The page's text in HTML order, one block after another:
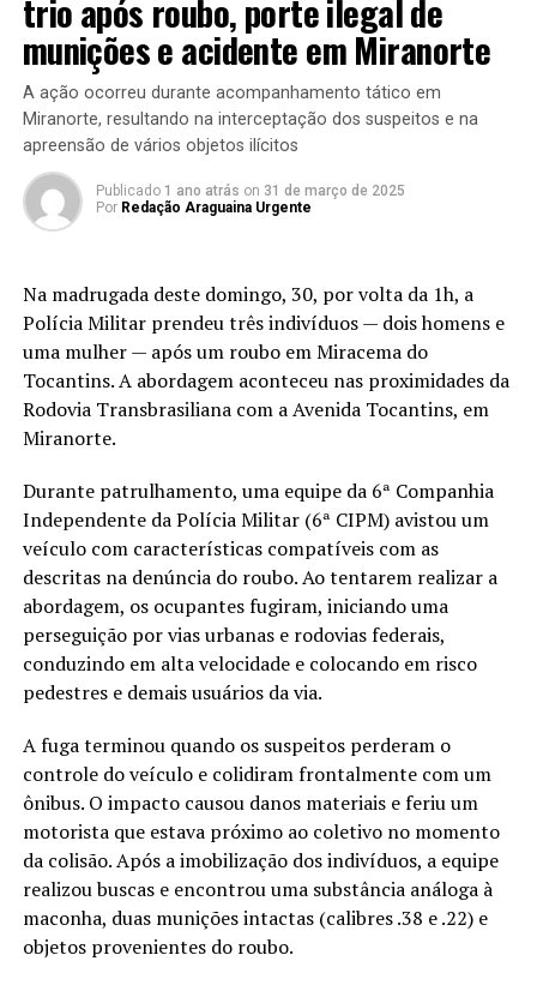
trio após roubo, porte ilegal de
munições e acidente em Miranorte
A ação ocorreu durante acompanhamento tático em
Miranorte, resultando na interceptação dos suspeitos e na
apreensão de vários objetos ilícitos
Publicado 1 ano atrás on 31 de março de 2025
Por Redação Araguaina Urgente
Na madrugada deste domingo, 30, por volta da 1h, a
Polícia Militar prendeu três indivíduos — dois homens e
uma mulher — após um roubo em Miracema do
Tocantins. A abordagem aconteceu nas proximidades da
Rodovia Transbrasiliana com a Avenida Tocantins, em
Miranorte.
Durante patrulhamento, uma equipe da 6ª Companhia
Independente da Polícia Militar (6ª CIPM) avistou um
veículo com características compatíveis com as
descritas na denúncia do roubo. Ao tentarem realizar a
abordagem, os ocupantes fugiram, iniciando uma
perseguição por vias urbanas e rodovias federais,
conduzindo em alta velocidade e colocando em risco
pedestres e demais usuários da via.
A fuga terminou quando os suspeitos perderam o
controle do veículo e colidiram frontalmente com um
ônibus. O impacto causou danos materiais e feriu um
motorista que estava próximo ao coletivo no momento
da colisão. Após a imobilização dos indivíduos, a equipe
realizou buscas e encontrou uma substância análoga à
maconha, duas munições intactas (calibres .38 e .22) e
objetos provenientes do roubo.